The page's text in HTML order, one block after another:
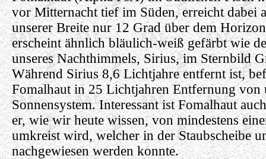
vor Mitternacht tief im Süden, erreicht dabei
unserer Breite nur 12 Grad über dem
erscheint ähnlich bläulich-weiß gefärbt wie
unseres Nachthimmels, Sirius, im Sternbild
Während Sirius 8,6 Lichtjahre entfernt ist,
Fomalhaut in 25 Lichtjahren Entfernung von
Sonnensystem. Interessant ist Fomalhaut
er, wie wir heute wissen, von mindestens
umkreist wird, welcher in der Staubscheibe
nachgewiesen werden konnte.